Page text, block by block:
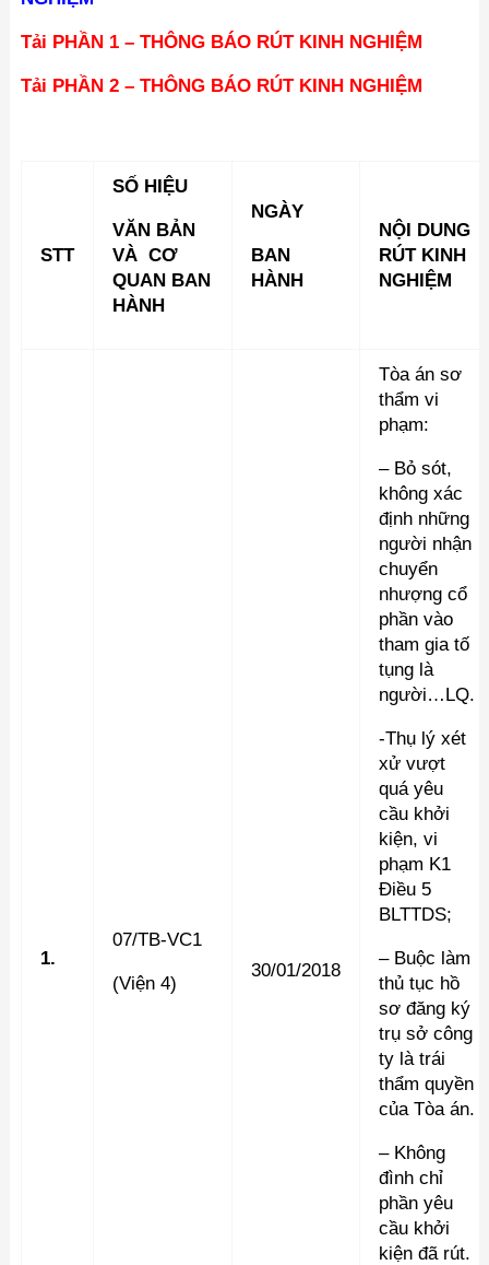
Tải PHẦN 1 – THÔNG BÁO RÚT KINH NGHIỆM
Tải PHẦN 2 – THÔNG BÁO RÚT KINH NGHIỆM
STT
SỐ HIỆU
VĂN BẢN
VÀ CƠ
QUAN BAN
HÀNH
NGÀY
BAN
HÀNH
NỘI DUNG
RÚT KINH
NGHIỆM
1.
07/TB-VC1
(Viện 4)
30/01/2018
Tòa án sơ
thẩm vi
phạm:
– Bỏ sót,
không xác
định những
người nhận
chuyển
nhượng cổ
phần vào
tham gia tố
tụng là
người…LQ.
-Thụ lý xét
xử vượt
quá yêu
cầu khởi
kiện, vi
phạm K1
Điều 5
BLTTDS;
– Buộc làm
thủ tục hồ
sơ đăng ký
trụ sở công
ty là trái
thẩm quyền
của Tòa án.
– Không
đình chỉ
phần yêu
cầu khởi
kiện đã rút.